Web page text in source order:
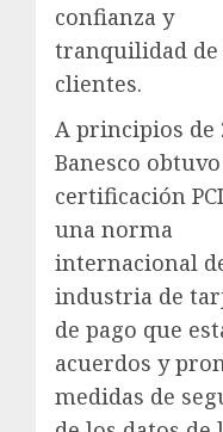
confianza y
tranquilidad de
clientes.
A principios de
Banesco
certificación PCI
una norma
internacional
industria de
de pago que
acuerdos y
medidas de